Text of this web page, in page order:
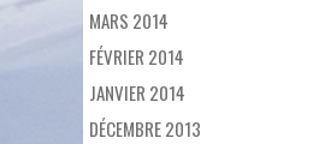
MARS 2014
FÉVRIER 2014
JANVIER 2014
DÉCEMBRE 2013